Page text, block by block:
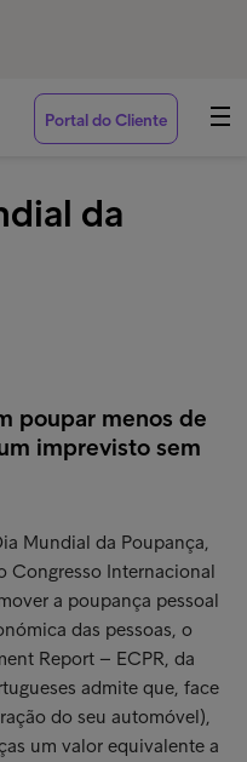
Portal do Cliente
da
poupar menos de
imprevisto sem
Mundial da Poupança,
Congresso Internacional
a poupança pessoal
das pessoas, o
Report – ECPR, da
admite que, face
do seu automóvel),
um valor equivalente a